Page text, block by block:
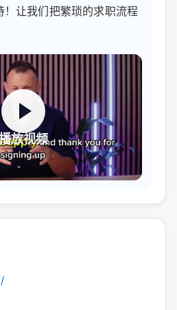
！让我们把繁琐的求职流程
放视频